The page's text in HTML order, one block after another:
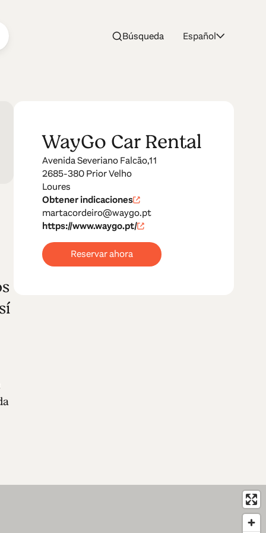
Búsqueda Español
WayGo Car Rental
Avenida Severiano Falcão,11
2685-380 Prior Velho
Loures
Obtener indicaciones
martacordeiro@waygo.pt
https://www.waygo.pt/
Reservar ahora